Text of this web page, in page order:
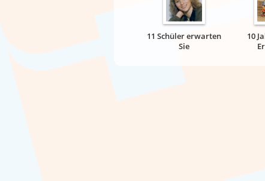
11 Schüler erwarten
Sie
10